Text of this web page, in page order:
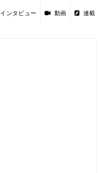
インタビュー 動画 連載